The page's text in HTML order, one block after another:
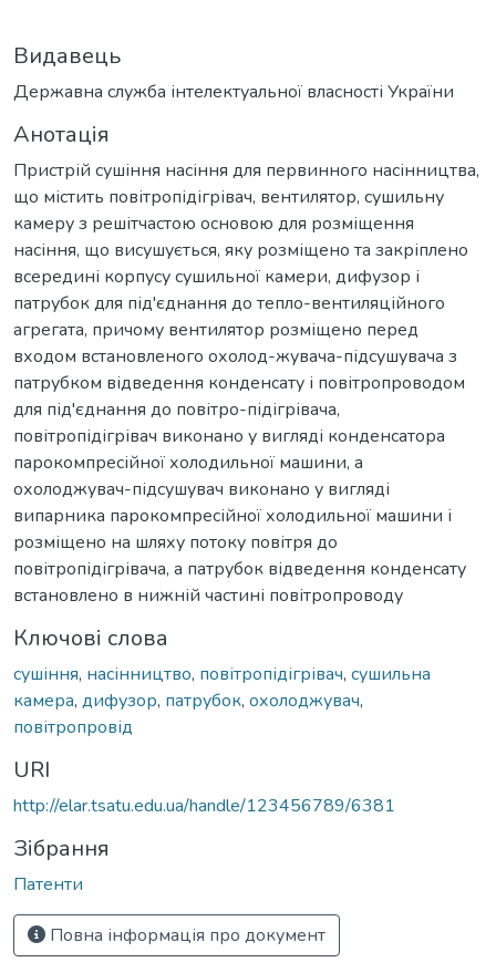
Видавець
Державна служба інтелектуальної власності України
Анотація
Пристрій сушіння насіння для первинного насінництва,
що містить повітропідігрівач, вентилятор, сушильну
камеру з решітчастою основою для розміщення
насіння, що висушується, яку розміщено та закріплено
всередині корпусу сушильної камери, дифузор і
патрубок для під'єднання до тепло-вентиляційного
агрегата, причому вентилятор розміщено перед
входом встановленого охолод-жувача-підсушувача з
патрубком відведення конденсату і повітропроводом
для під'єднання до повітро-підігрівача,
повітропідігрівач виконано у вигляді конденсатора
парокомпресійної холодильної машини, а
охолоджувач-підсушувач виконано у вигляді
випарника парокомпресійної холодильної машини і
розміщено на шляху потоку повітря до
повітропідігрівача, а патрубок відведення конденсату
встановлено в нижній частині повітропроводу
Ключові слова
сушіння, насінництво, повітропідігрівач, сушильна
камера, дифузор, патрубок, охолоджувач,
повітропровід
URI
http://elar.tsatu.edu.ua/handle/123456789/6381
Зібрання
Патенти
Повна інформація про документ